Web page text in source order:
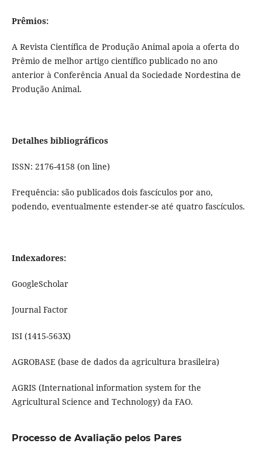
Prêmios:
A Revista Científica de Produção Animal apoia a oferta do
Prêmio de melhor artigo científico publicado no ano
anterior à Conferência Anual da Sociedade Nordestina de
Produção Animal.
Detalhes bibliográficos
ISSN: 2176-4158 (on line)
Frequência: são publicados dois fascículos por ano,
podendo, eventualmente estender-se até quatro fascículos.
Indexadores:
GoogleScholar
Journal Factor
ISI (1415-563X)
AGROBASE (base de dados da agricultura brasileira)
AGRIS (International information system for the
Agricultural Science and Technology) da FAO.
Processo de Avaliação pelos Pares